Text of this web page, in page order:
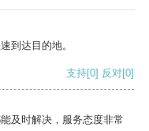
到达目的地。
支持[0] 反对[0]
及时解决，服务态度非常